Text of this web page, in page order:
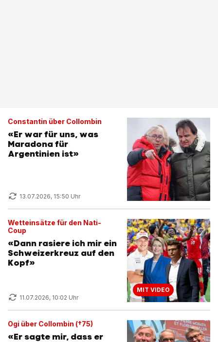
Constantin über Collombin
«Er war für uns, was
Maradona für
Argentinien ist»
13.07.2026, 15:50 Uhr
Wetteinsätze für den Nati-
Coup
«Dann rasiere ich mir ein
Schweizerkreuz auf den
Kopf»
11.07.2026, 10:02 Uhr
MIT VIDEO
Ogi über Collombin (†75)
«Er sagte mir, dass er